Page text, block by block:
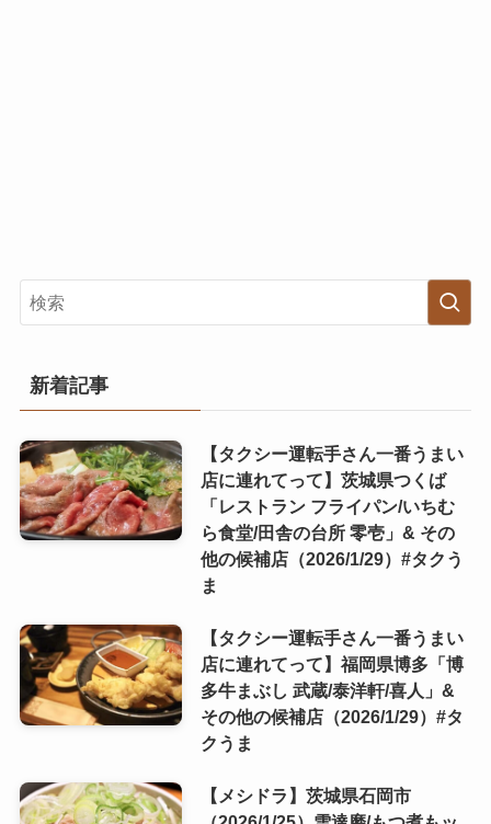
新着記事
【タクシー運転手さん一番うまい
店に連れてって】茨城県つくば
「レストラン フライパン/いちむ
ら食堂/田舎の台所 零壱」& その
他の候補店（2026/1/29）#タクう
ま
【タクシー運転手さん一番うまい
店に連れてって】福岡県博多「博
多牛まぶし 武蔵/泰洋軒/喜人」&
その他の候補店（2026/1/29）#タ
クうま
【メシドラ】茨城県石岡市